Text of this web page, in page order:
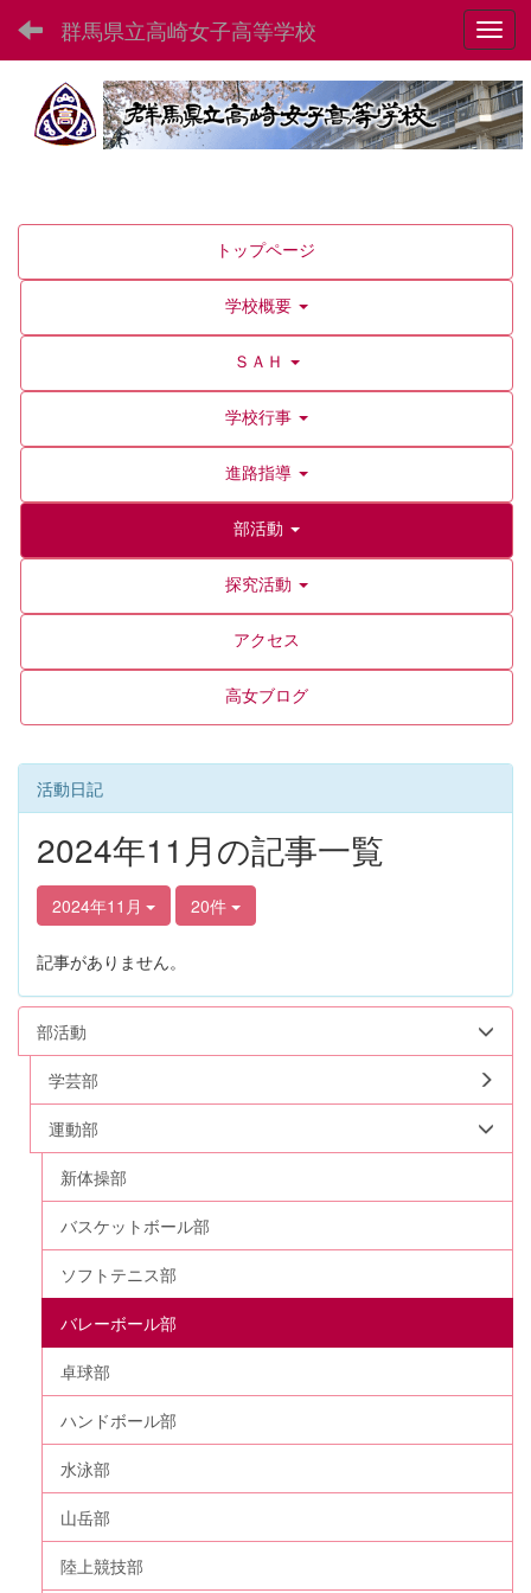
群馬県立高崎女子高等学校
トップページ
学校概要
ＳＡＨ
学校行事
進路指導
部活動
探究活動
アクセス
高女ブログ
活動日記
2024年11月の記事一覧
2024年11月 20件
記事がありません。
部活動
学芸部
運動部
新体操部
バスケットボール部
ソフトテニス部
バレーボール部
卓球部
ハンドボール部
水泳部
山岳部
陸上競技部